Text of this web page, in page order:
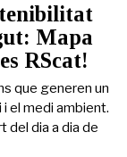
Mapa
RScat!
que generen un
el medi ambient.
del dia a dia de